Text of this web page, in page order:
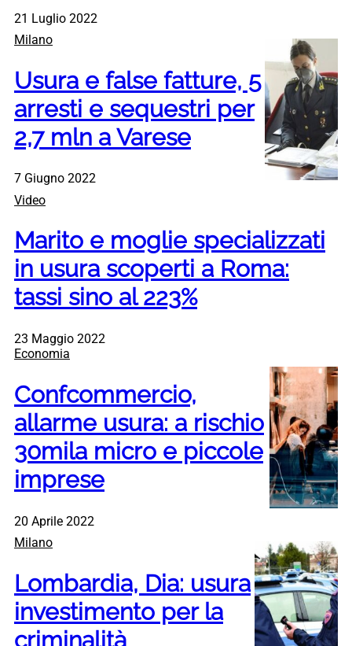
21 Luglio 2022
Milano
Usura e false fatture, 5
arresti e sequestri per
2,7 mln a Varese
7 Giugno 2022
Video
Marito e moglie specializzati
in usura scoperti a Roma:
tassi sino al 223%
23 Maggio 2022
Economia
Confcommercio,
allarme usura: a rischio
30mila micro e piccole
imprese
20 Aprile 2022
Milano
Lombardia, Dia: usura
investimento per la
criminalità